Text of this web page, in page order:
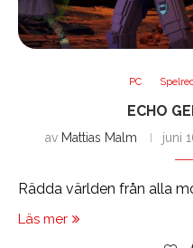
PC
ECHO
av Mattias Malm juni
Rädda världen från alla
Läs mer